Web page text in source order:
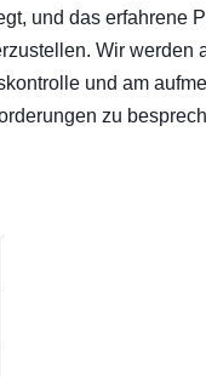
und das erfahrene
Wir werden
und am
zu